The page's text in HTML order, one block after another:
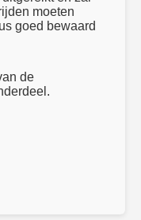
moeten
goed bewaard
de